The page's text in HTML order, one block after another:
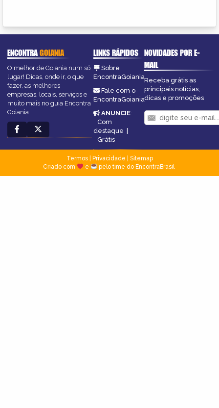
ENCONTRAGOIANIA
O melhor de Goiania num só
lugar! Dicas, onde ir, o que
fazer, as melhores
empresas, locais, serviços e
muito mais no guia Encontra
Goiania.
LINKS RÁPIDOS
Sobre
EncontraGoiania
Fale com o
EncontraGoiania
ANUNCIE:
Com
destaque
Grátis
NOVIDADES POR E-
MAIL
Receba grátis as
principais notícias,
dicas e promoções
Termos| Privacidade
Sitemap
Criado com
e pelo time do EncontraBrasil